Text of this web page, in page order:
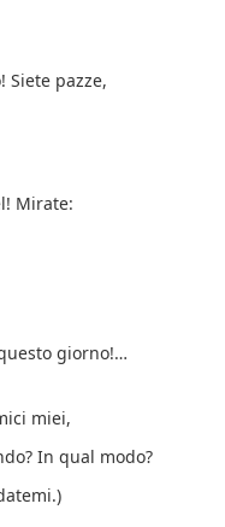
Siete pazze,
Mirate:
giorno!…
miei,
In qual modo?